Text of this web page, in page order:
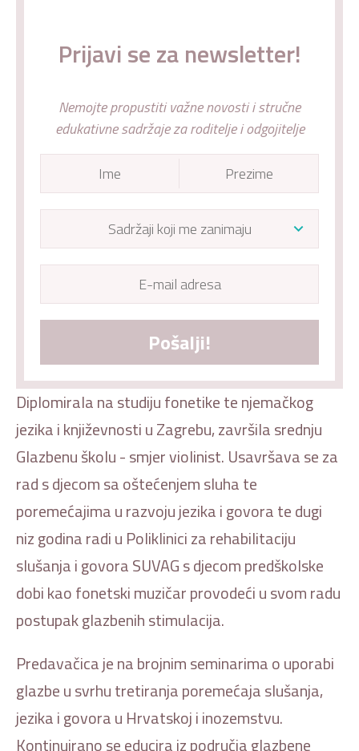
Prijavi se za newsletter!
Nemojte propustiti važne novosti i stručne
edukativne sadržaje za roditelje i odgojitelje
Pošalji!
Diplomirala na studiju fonetike te njemačkog
jezika i književnosti u Zagrebu, završila srednju
Glazbenu školu - smjer violinist. Usavršava se za
rad s djecom sa oštećenjem sluha te
poremećajima u razvoju jezika i govora te dugi
niz godina radi u Poliklinici za rehabilitaciju
slušanja i govora SUVAG s djecom predškolske
dobi kao fonetski muzičar provodeći u svom radu
postupak glazbenih stimulacija.
Predavačica je na brojnim seminarima o uporabi
glazbe u svrhu tretiranja poremećaja slušanja,
jezika i govora u Hrvatskoj i inozemstvu.
Kontinuirano se educira iz područja glazbene